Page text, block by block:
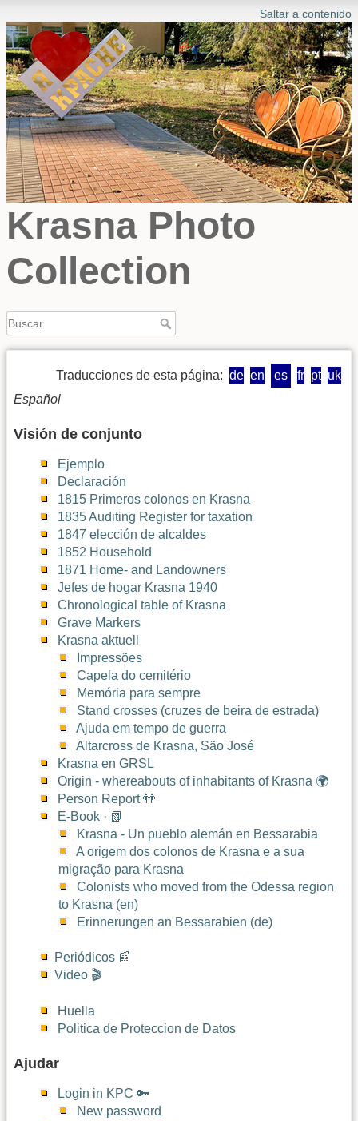
Saltar a contenido
Krasna Photo
Collection
Traducciones de esta página: de en es fr pt uk
Español
Visión de conjunto
Ejemplo
Declaración
1815 Primeros colonos en Krasna
1835 Auditing Register for taxation
1847 elección de alcaldes
1852 Household
1871 Home- and Landowners
Jefes de hogar Krasna 1940
Chronological table of Krasna
Grave Markers
Krasna aktuell
Impressões
Capela do cemitério
Memória para sempre
Stand crosses (cruzes de beira de estrada)
Ajuda em tempo de guerra
Altarcross de Krasna, São José
Krasna en GRSL
Origin - whereabouts of inhabitants of Krasna 🌍
Person Report 👬
E-Book · 📗
Krasna - Un pueblo alemán en Bessarabia
A origem dos colonos de Krasna e a sua
migração para Krasna
Colonists who moved from the Odessa region
to Krasna (en)
Erinnerungen an Bessarabien (de)
Periódicos 📰
Video 🎬
Huella
Politica de Proteccion de Datos
Ajudar
Login in KPC 🔑
New password